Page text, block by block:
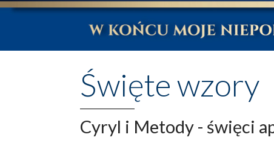
Święte wzory
Cyryl i Metody - święci